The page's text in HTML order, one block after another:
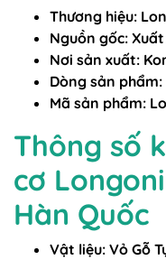
Thương hiệu:
Nguồn gốc:
Nơi sản xuất:
Dòng sản phẩm:
Mã sản phẩm:
Thông số
cơ
Hàn Quốc
Vật liệu: Vỏ Gỗ